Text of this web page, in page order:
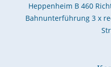
Heppenheim B 460
Bahnunterführung 3 x